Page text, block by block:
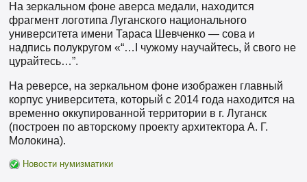
На зеркальном фоне аверса медали, находится
фрагмент логотипа Луганского национального
университета имени Тараса Шевченко — сова и
надпись полукругом «“…І чужому научайтесь, й свого не
цурайтесь…”.
На реверсе, на зеркальном фоне изображен главный
корпус университета, который с 2014 года находится на
временно оккупированной территории в г. Луганск
(построен по авторскому проекту архитектора А. Г.
Молокина).
Новости нумизматики